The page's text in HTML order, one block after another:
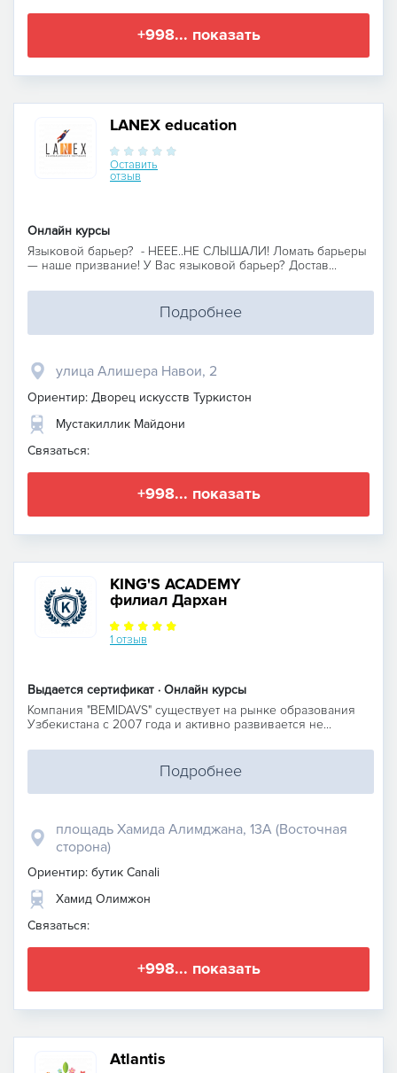
+998... показать
LANEX education
Оставить
отзыв
Онлайн курсы
Языковой барьер? - НЕЕЕ..НЕ СЛЫШАЛИ! Ломать барьеры
— наше призвание! У Вас языковой барьер? Достав...
Подробнее
улица Алишера Навои, 2
Ориентир: Дворец искусств Туркистон
Мустакиллик Майдони
Связаться:
+998... показать
KING'S ACADEMY
филиал Дархан
1 отзыв
Выдается сертификат · Онлайн курсы
Компания "BEMIDAVS" существует на рынке образования
Узбекистана c 2007 года и активно развивается не...
Подробнее
площадь Хамида Алимджана, 13А (Восточная
сторона)
Ориентир: бутик Canali
Хамид Олимжон
Связаться:
+998... показать
Atlantis